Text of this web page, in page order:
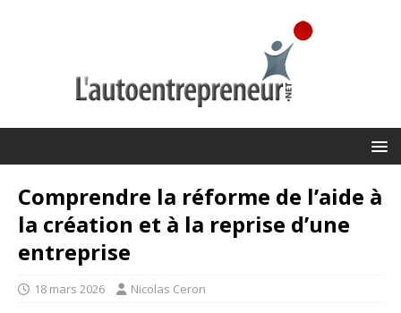
Comprendre la réforme de l’aide à
la création et à la reprise d’une
entreprise
18 mars 2026 Nicolas Ceron